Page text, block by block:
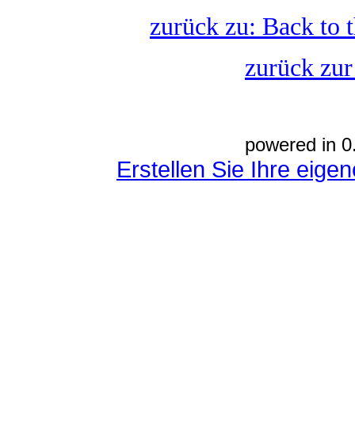
zurück zu: Back to
zurück
powered in
Erstellen Sie Ihre